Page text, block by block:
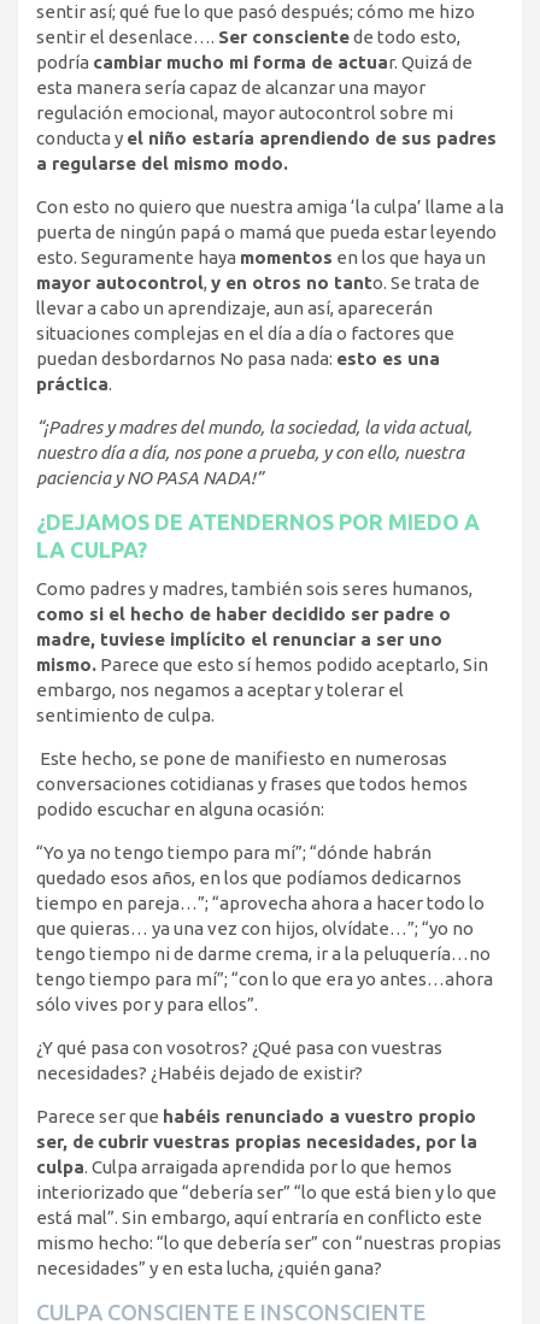
sentir así; qué fue lo que pasó después; cómo me hizo
sentir el desenlace…. Ser conscientede todo esto,
podría cambiar mucho mi forma de actuar. Quizá de
esta manera sería capaz de alcanzar una mayor
regulación emocional, mayor autocontrol sobre mi
conducta y el niño estaría aprendiendo de sus padres
a regularse del mismo modo.
Con esto no quiero que nuestra amiga ‘la culpa’ llame a la
puerta de ningún papá o mamá que pueda estar leyendo
esto. Seguramente haya momentos en los que haya un
mayor autocontrol, y en otros no tanto. Se trata de
llevar a cabo un aprendizaje, aun así, aparecerán
situaciones complejas en el día a día o factores que
puedan desbordarnos No pasa nada: esto es una
práctica.
“¡Padres y madres del mundo, la sociedad, la vida actual,
nuestro día a día, nos pone a prueba, y con ello, nuestra
paciencia y NO PASA NADA!”
¿DEJAMOS DE ATENDERNOS POR MIEDO A
LA CULPA?
Como padres y madres, también sois seres humanos,
como si el hecho de haber decidido ser padre o
madre, tuviese implícito el renunciar a ser uno
mismo. Parece que esto sí hemos podido aceptarlo, Sin
embargo, nos negamos a aceptar y tolerar el
sentimiento de culpa.
Este hecho, se pone de manifiesto en numerosas
conversaciones cotidianas y frases que todos hemos
podido escuchar en alguna ocasión:
“Yo ya no tengo tiempo para mí”; “dónde habrán
quedado esos años, en los que podíamos dedicarnos
tiempo en pareja…”; “aprovecha ahora a hacer todo lo
que quieras… ya una vez con hijos, olvídate…”; “yo no
tengo tiempo ni de darme crema, ir a la peluquería…no
tengo tiempo para mí”; “con lo que era yo antes…ahora
sólo vives por y para ellos”.
¿Y qué pasa con vosotros? ¿Qué pasa con vuestras
necesidades? ¿Habéis dejado de existir?
Parece ser que habéis renunciado a vuestro propio
ser, de cubrir vuestras propias necesidades, por la
culpa. Culpa arraigada aprendida por lo que hemos
interiorizado que “debería ser” “lo que está bien y lo que
está mal”. Sin embargo, aquí entraría en conflicto este
mismo hecho: “lo que debería ser” con “nuestras propias
necesidades” y en esta lucha, ¿quién gana?
CULPA CONSCIENTE E INSCONSCIENTE